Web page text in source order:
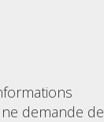
demande de